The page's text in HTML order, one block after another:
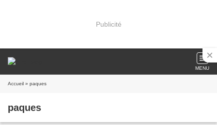
Publicité
MENU
Accueil » paques
paques